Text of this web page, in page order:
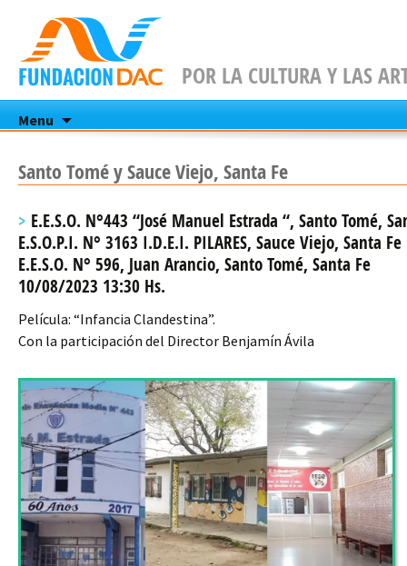
POR LA CULTURA Y LAS
Menu
Skip
to
Santo Tomé y Sauce Viejo, Santa Fe
E.E.S.O. N°443 “José Manuel Estrada “, Santo Tomé,
E.S.O.P.I. N° 3163 I.D.E.I. PILARES, Sauce Viejo, Santa Fe
E.E.S.O. N° 596, Juan Arancio, Santo Tomé, Santa Fe
10/08/2023 13:30 Hs.
Película: “Infancia Clandestina”.
Con la participación del Director Benjamín Ávila